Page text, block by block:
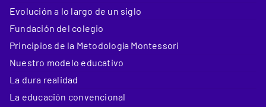
Evolución a lo largo de un siglo
Fundación del colegio
Principios de la Metodología Montessori
Nuestro modelo educativo
La dura realidad
La educación convencional